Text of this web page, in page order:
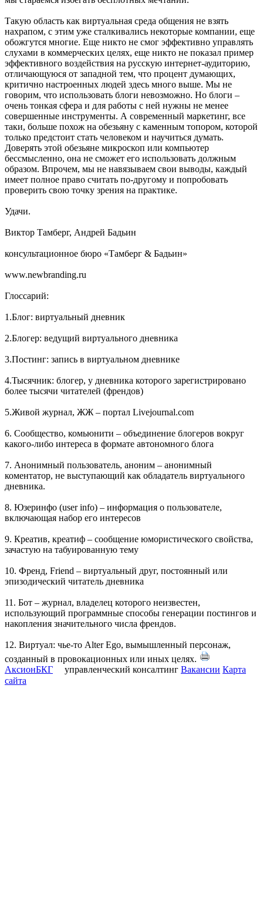
Такую область как виртуальная среда общения не взять
нахрапом, с этим уже сталкивались некоторые компании, еще
обожгутся многие. Еще никто не смог эффективно управлять
слухами в коммерческих целях, еще никто не показал пример
эффективного воздействия на русскую интернет-аудиторию,
отличающуюся от западной тем, что процент думающих,
критично настроенных людей здесь много выше. Мы не
говорим, что использовать блоги невозможно. Но блоги –
очень тонкая сфера и для работы с ней нужны не менее
совершенные инструменты. А современный маркетинг, все
таки, больше похож на обезьяну с каменным топором, которой
только предстоит стать человеком и научиться думать.
Доверять этой обезьяне микроскоп или компьютер
бессмысленно, она не сможет его использовать должным
образом. Впрочем, мы не навязываем свои выводы, каждый
имеет полное право считать по-другому и попробовать
проверить свою точку зрения на практике.
Удачи.
Виктор Тамберг, Андрей Бадьин
консультационное бюро «Тамберг & Бадьин»
www.newbranding.ru
Глоссарий:
1.Блог: виртуальный дневник
2.Блогер: ведущий виртуального дневника
3.Постинг: запись в виртуальном дневнике
4.Тысячник: блогер, у дневника которого зарегистрировано
более тысячи читателей (френдов)
5.Живой журнал, ЖЖ – портал Livejournal.com
6. Сообщество, комьюнити – объединение блогеров вокруг
какого-либо интереса в формате автономного блога
7. Анонимный пользователь, аноним – анонимный
коментатор, не выступающий как обладатель виртуального
дневника.
8. Юзеринфо (user info) – информация о пользователе,
включающая набор его интересов
9. Креатив, креатиф – сообщение юмористического свойства,
зачастую на табуированную тему
10. Френд, Friend – виртуальный друг, постоянный или
эпизодический читатель дневника
11. Бот – журнал, владелец которого неизвестен,
использующий программные способы генерации постингов и
накопления значительного числа френдов.
12. Виртуал: чье-то Alter Ego, вымышленный персонаж,
созданный в провокационных или иных целях.
АксионБКГ управленческий консалтинг Вакансии Карта
сайта